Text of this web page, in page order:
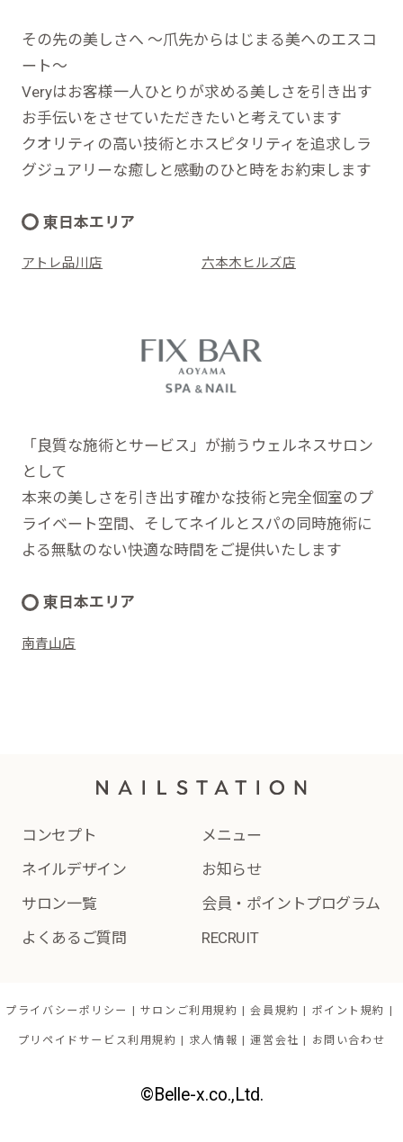
その先の美しさへ ～爪先からはじまる美へのエスコ
ート～
Veryはお客様一人ひとりが求める美しさを引き出す
お手伝いをさせていただきたいと考えています
クオリティの高い技術とホスピタリティを追求しラ
グジュアリーな癒しと感動のひと時をお約束します
東日本エリア
アトレ品川店 六本木ヒルズ店
「良質な施術とサービス」が揃うウェルネスサロン
として
本来の美しさを引き出す確かな技術と完全個室のプ
ライベート空間、そしてネイルとスパの同時施術に
よる無駄のない快適な時間をご提供いたします
東日本エリア
南青山店
コンセプト
メニュー
ネイルデザイン
お知らせ
サロン一覧
会員・ポイントプログラム
よくあるご質問
RECRUIT
プライバシーポリシー サロンご利用規約 会員規約 ポイント規約
プリペイドサービス利用規約 求人情報 運営会社 お問い合わせ
©Belle-x.co.,Ltd.